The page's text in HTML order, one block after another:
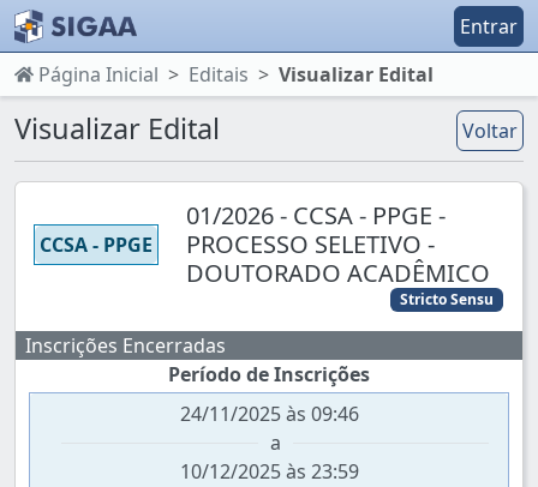
Entrar
Página Inicial
Editais Visualizar Edital
Visualizar Edital Voltar
CCSA - PPGE
01/2026 - CCSA - PPGE -
PROCESSO SELETIVO -
DOUTORADO ACADÊMICO
Stricto Sensu
Inscrições Encerradas
Período de Inscrições
24/11/2025 às 09:46
a
10/12/2025 às 23:59